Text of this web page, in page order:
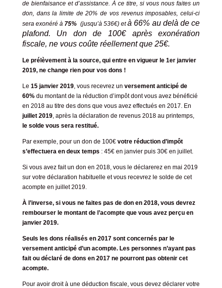
de bienfaisance et d’assistance. À ce titre, si vous nous faites un
don, dans la limite de 20% de vos revenus imposables, celui-ci
sera exonéré à 75% (jusqu’à 536€) età 66% au delà de ce
plafond. Un don de 100€ après exonération
fiscale, ne vous coûte réellement que 25€.
Le prélèvement à la source, qui entre en vigueur le 1er janvier
2019, ne change rien pour vos dons !
Le 15 janvier 2019, vous recevrez un versement anticipé de
60%du montant de la réduction d’impôt dont vous avez bénéficié
en 2018 au titre des dons que vous avez effectués en 2017. En
juillet 2019, après la déclaration de revenus 2018 au printemps,
le solde vous sera restitué.
Par exemple, pour un don de 100€ votre réduction d’impôt
s’effectuera en deux temps : 45€ en janvier puis 30€ en juillet.
Si vous avez fait un don en 2018, vous le déclarerez en mai 2019
sur votre déclaration habituelle et vous recevrez le solde de cet
acompte en juillet 2019.
À l’inverse, si vous ne faites pas de don en 2018, vous devrez
rembourser le montant de l’acompte que vous avez perçu en
janvier 2019.
Seuls les dons réalisés en 2017 sont concernés par le
versement anticipé d’un acompte. Les personnes n’ayant pas
fait ou déclaré de dons en 2017 ne pourront pas obtenir cet
acompte.
Pour avoir droit à une déduction fiscale, vous devez déclarer votre